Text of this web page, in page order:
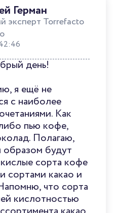
Герман
эксперт Torrefacto
день!
я ещё не
с наиболее
Как
пью кофе,
Полагаю,
будут
кислые сорта кофе
сортами какао и
что сорта
кислотностью